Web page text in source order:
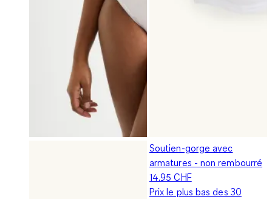
Soutien-gorge avec
armatures - non rembourré
14.95 CHF
Prix le plus bas des 30